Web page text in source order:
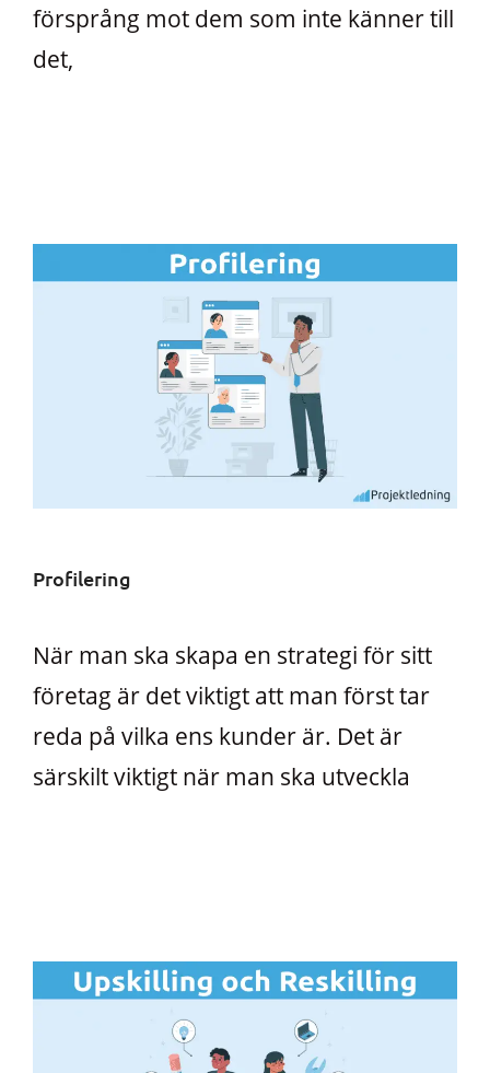
försprång mot dem som inte känner till
det,
Profilering
När man ska skapa en strategi för sitt
företag är det viktigt att man först tar
reda på vilka ens kunder är. Det är
särskilt viktigt när man ska utveckla